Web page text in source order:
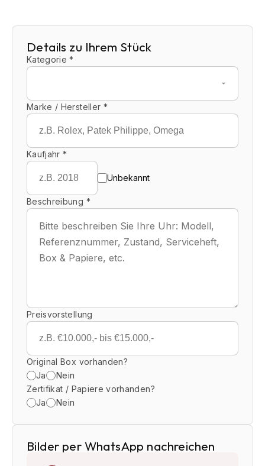
Details zu Ihrem Stück
Kategorie *
Marke / Hersteller *
Kaufjahr *
Unbekannt
Beschreibung *
Preisvorstellung
Original Box vorhanden?
Ja Nein
Zertifikat / Papiere vorhanden?
Ja Nein
Bilder per WhatsApp nachreichen